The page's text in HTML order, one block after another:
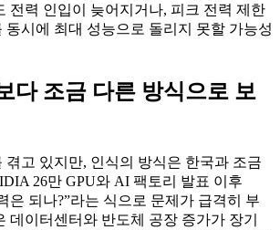
전력 인입이 늦어지거나, 피크 전력 제한
동시에 최대 성능으로 돌리지 못할 가능성
다 조금 다른 방식으로 보
겪고 있지만, 인식의 방식은 한국과 조금
26만 GPU와 AI 팩토리 발표 이후
은 되나?”라는 식으로 문제가 급격히 부
데이터센터와 반도체 공장 증가가 장기